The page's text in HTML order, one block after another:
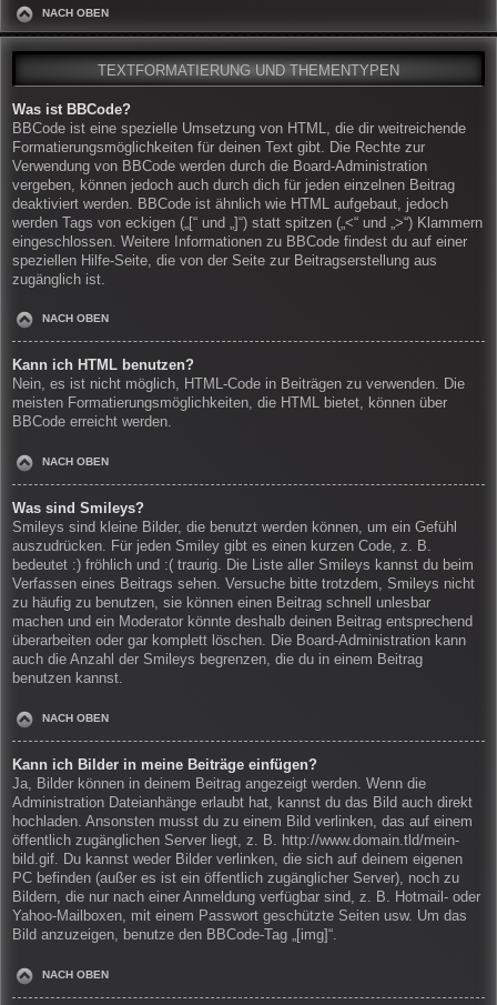
NACH OBEN
TEXTFORMATIERUNG UND THEMENTYPEN
Was ist BBCode?
BBCode ist eine spezielle Umsetzung von HTML, die dir weitreichende
Formatierungsmöglichkeiten für deinen Text gibt. Die Rechte zur
Verwendung von BBCode werden durch die Board-Administration
vergeben, können jedoch auch durch dich für jeden einzelnen Beitrag
deaktiviert werden. BBCode ist ähnlich wie HTML aufgebaut, jedoch
werden Tags von eckigen („[“ und „]“) statt spitzen („<“ und „>“) Klammern
eingeschlossen. Weitere Informationen zu BBCode findest du auf einer
speziellen Hilfe-Seite, die von der Seite zur Beitragserstellung aus
zugänglich ist.
NACH OBEN
Kann ich HTML benutzen?
Nein, es ist nicht möglich, HTML-Code in Beiträgen zu verwenden. Die
meisten Formatierungsmöglichkeiten, die HTML bietet, können über
BBCode erreicht werden.
NACH OBEN
Was sind Smileys?
Smileys sind kleine Bilder, die benutzt werden können, um ein Gefühl
auszudrücken. Für jeden Smiley gibt es einen kurzen Code, z. B.
bedeutet :) fröhlich und :( traurig. Die Liste aller Smileys kannst du beim
Verfassen eines Beitrags sehen. Versuche bitte trotzdem, Smileys nicht
zu häufig zu benutzen, sie können einen Beitrag schnell unlesbar
machen und ein Moderator könnte deshalb deinen Beitrag entsprechend
überarbeiten oder gar komplett löschen. Die Board-Administration kann
auch die Anzahl der Smileys begrenzen, die du in einem Beitrag
benutzen kannst.
NACH OBEN
Kann ich Bilder in meine Beiträge einfügen?
Ja, Bilder können in deinem Beitrag angezeigt werden. Wenn die
Administration Dateianhänge erlaubt hat, kannst du das Bild auch direkt
hochladen. Ansonsten musst du zu einem Bild verlinken, das auf einem
öffentlich zugänglichen Server liegt, z. B. http://www.domain.tld/mein-
bild.gif. Du kannst weder Bilder verlinken, die sich auf deinem eigenen
PC befinden (außer es ist ein öffentlich zugänglicher Server), noch zu
Bildern, die nur nach einer Anmeldung verfügbar sind, z. B. Hotmail- oder
Yahoo-Mailboxen, mit einem Passwort geschützte Seiten usw. Um das
Bild anzuzeigen, benutze den BBCode-Tag „[img]“.
NACH OBEN